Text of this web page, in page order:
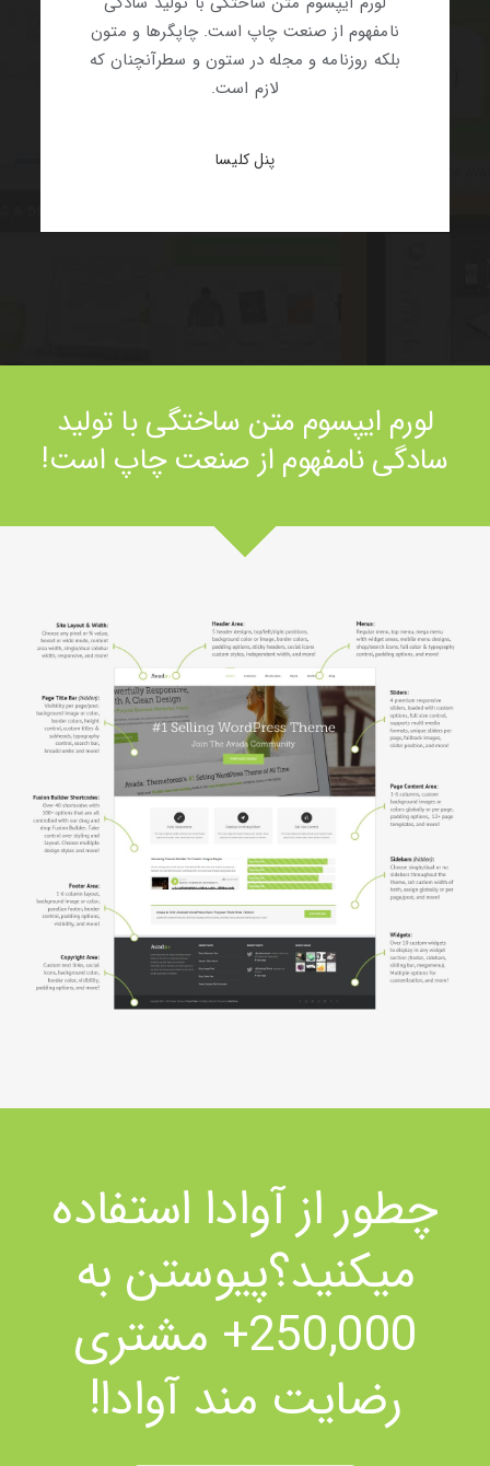
نامفهوم از صنعت چاپ است. چاپگرها و متون
بلکه روزنامه و مجله در ستون و سطرآنچنان که
لازم است.
پنل کلیسا
لورم ایپسوم متن ساختگی با تولید
سادگی نامفهوم از صنعت چاپ است!
چطور از آوادا استفاده
میکنید؟پیوستن به
250,000+ مشتری
رضایت مند آوادا!